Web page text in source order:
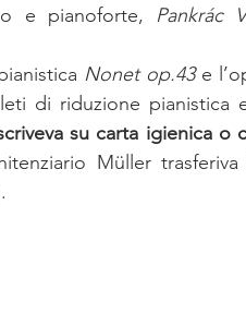
e pianoforte, Pankrác
Nonet op.43 e
di riduzione pianistica
su carta igienica o
Müller